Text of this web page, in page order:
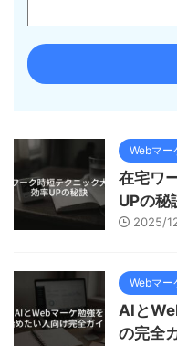
Webマー
在宅ワ
UPの秘
2025/
Webマー
AIと
の完全